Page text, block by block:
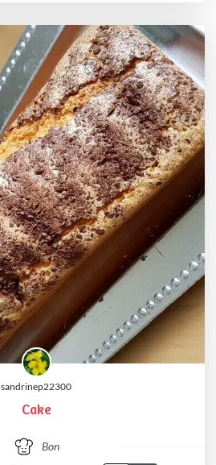
sandrinep22300
Cake
Bon